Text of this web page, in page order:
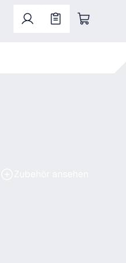
0 Positionen. Der